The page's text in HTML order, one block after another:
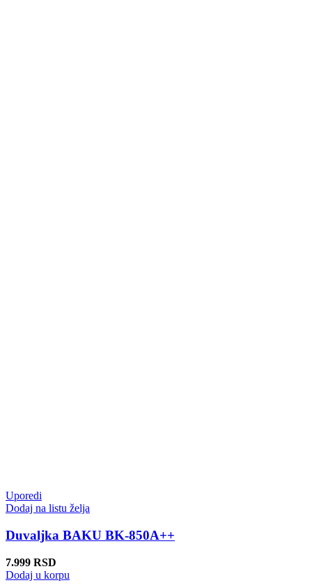
Uporedi
Dodaj na listu želja
Duvaljka BAKU BK-850A++
7.999 RSD
Dodaj u korpu